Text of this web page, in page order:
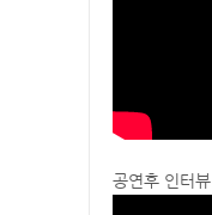
공연후 인터뷰